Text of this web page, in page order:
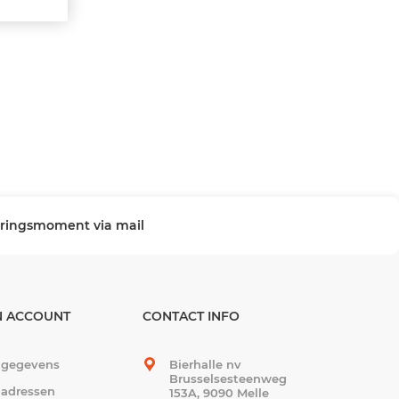
via mail
ACCOUNT CONTACT INFO
Bierhalle nv
Brusselsesteenweg
153A, 9090 Melle